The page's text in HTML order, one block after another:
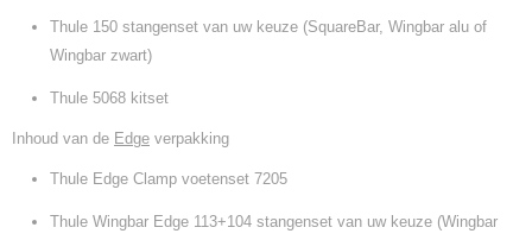
Thule 150 stangenset van uw keuze (SquareBar, Wingbar alu of
Wingbar zwart)
Thule 5068 kitset
Inhoud van de Edge verpakking
Thule Edge Clamp voetenset 7205
Thule Wingbar Edge 113+104 stangenset van uw keuze (Wingbar